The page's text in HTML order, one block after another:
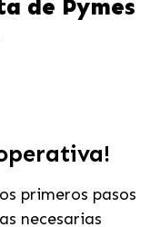
de Pymes
primeros pasos
necesarias